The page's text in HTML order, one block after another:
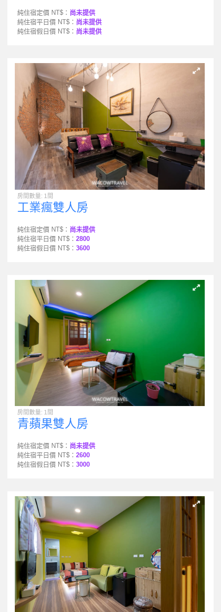
純住宿定價 NT$： 尚未提供
純住宿平日價 NT$： 尚未提供
純住宿假日價 NT$： 尚未提供
房間數量: 1間
工業瘋雙人房
純住宿定價 NT$： 尚未提供
純住宿平日價 NT$： 2800
純住宿假日價 NT$： 3600
房間數量: 1間
青蘋果雙人房
純住宿定價 NT$： 尚未提供
純住宿平日價 NT$： 2600
純住宿假日價 NT$： 3000